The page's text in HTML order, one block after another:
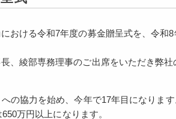
おける令和7年度の募金贈呈式を、令和
、綾部専務理事のご出席をいただき弊
の協力を始め、今年で17年目になります
万円以上になります。